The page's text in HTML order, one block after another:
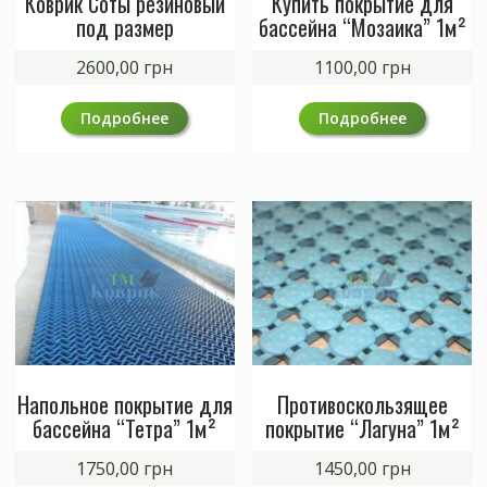
под размер
2600,00 грн
Подробнее
бассейна “Мозаика” 1м²
1100,00 грн
Подробнее
Напольное покрытие для
бассейна “Тетра” 1м²
1750,00 грн
Противоскользящее
покрытие “Лагуна” 1м²
1450,00 грн